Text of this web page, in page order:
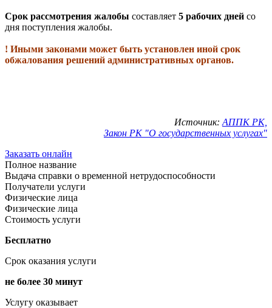
Срок рассмотрения жалобы составляет 5 рабочих дней со
дня поступления жалобы.
! Иными законами может быть установлен иной срок
обжалования решений административных органов.
Источник: АППК РК,
Закон РК "О государственных услугах"
Заказать онлайн
Полное название
Выдача справки о временной нетрудоспособности
Получатели услуги
Физические лица
Физические лица
Стоимость услуги
Бесплатно
Срок оказания услуги
не более 30 минут
Услугу оказывает